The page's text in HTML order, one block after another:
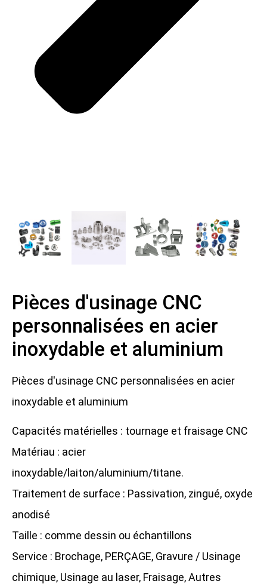
Pièces d'usinage CNC
personnalisées en acier
inoxydable et aluminium
Pièces d'usinage CNC personnalisées en acier
inoxydable et aluminium
Capacités matérielles : tournage et fraisage CNC
Matériau : acier
inoxydable/laiton/aluminium/titane.
Traitement de surface : Passivation, zingué, oxyde
anodisé
Taille : comme dessin ou échantillons
Service : Brochage, PERÇAGE, Gravure / Usinage
chimique, Usinage au laser, Fraisage, Autres